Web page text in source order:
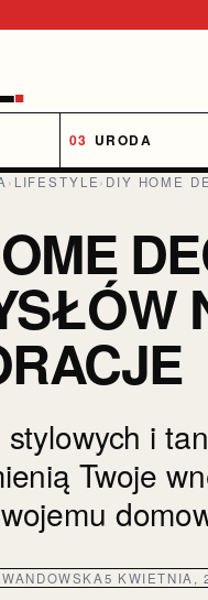
.
URODA
› LIFESTYLE› DIY HOME
i
Twoje
5 KWIETNIA,